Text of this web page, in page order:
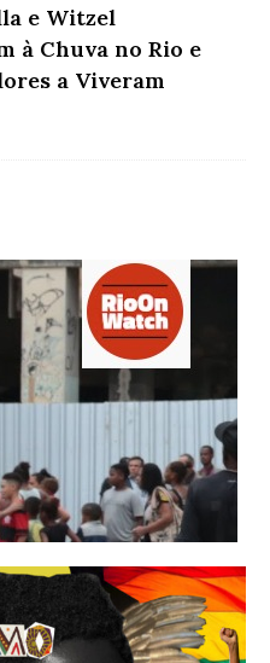
e Witzel
à Chuva no Rio e
a Viveram